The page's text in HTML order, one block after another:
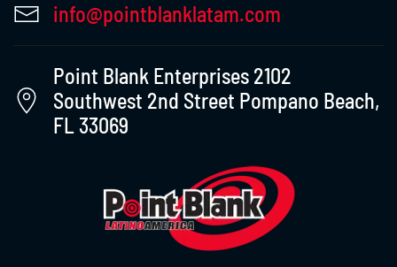
info@pointblanklatam.com
Point Blank Enterprises 2102
Southwest 2nd Street Pompano Beach,
FL 33069